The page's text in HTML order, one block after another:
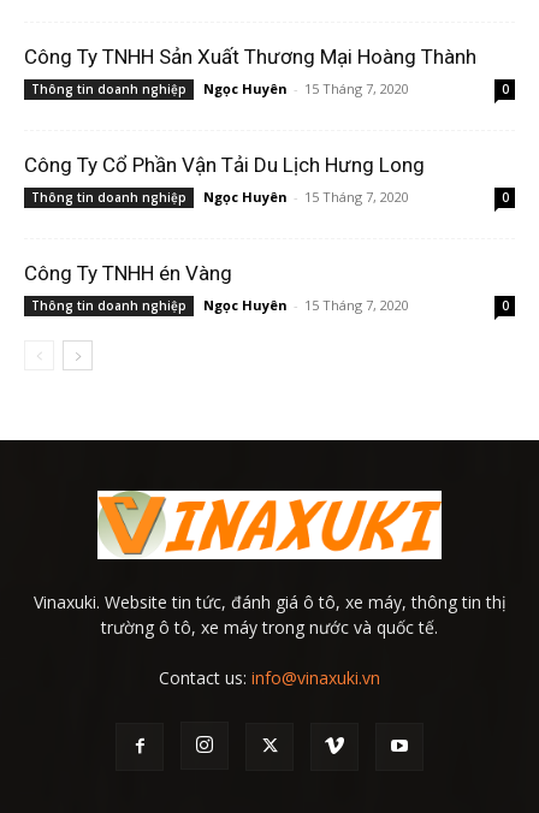
Công Ty TNHH Sản Xuất Thương Mại Hoàng Thành
Thông tin doanh nghiệp Ngọc Huyên - 15 Tháng 7, 2020 0
Công Ty Cổ Phần Vận Tải Du Lịch Hưng Long
Thông tin doanh nghiệp Ngọc Huyên - 15 Tháng 7, 2020 0
Công Ty TNHH én Vàng
Thông tin doanh nghiệp Ngọc Huyên - 15 Tháng 7, 2020 0
Vinaxuki. Website tin tức, đánh giá ô tô, xe máy, thông tin thị
trường ô tô, xe máy trong nước và quốc tế.
Contact us: info@vinaxuki.vn